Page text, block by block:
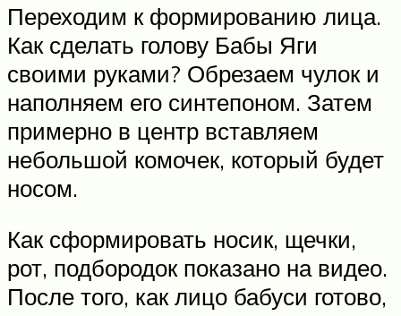
Переходим к формированию лица.
Как сделать голову Бабы Яги
своими руками? Обрезаем чулок и
наполняем его синтепоном. Затем
примерно в центр вставляем
небольшой комочек, который будет
носом.
Как сформировать носик, щечки,
рот, подбородок показано на видео.
После того, как лицо бабуси готово,